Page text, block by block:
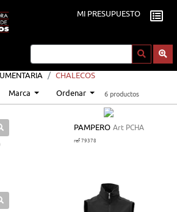
MI PRESUPUESTO
CHALECOS
Marca Ordenar 6 productos
PAMPERO Art PCHA
ref 79378